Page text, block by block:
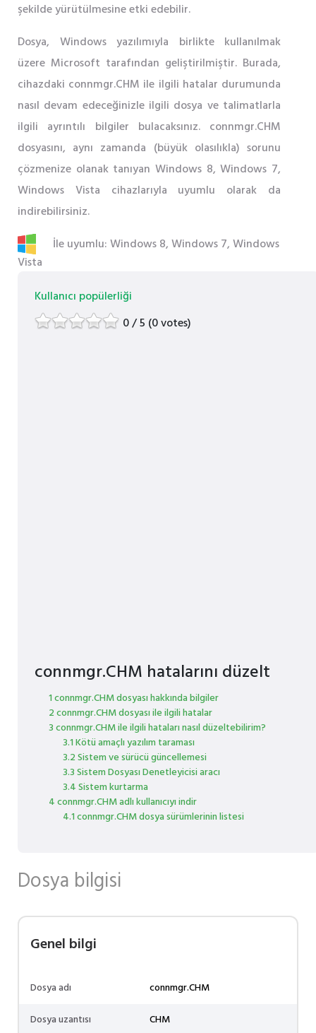
şekilde yürütülmesine etki edebilir.
Dosya, Windows yazılımıyla birlikte kullanılmak
üzere Microsoft tarafından geliştirilmiştir. Burada,
cihazdaki connmgr.CHM ile ilgili hatalar durumunda
nasıl devam edeceğinizle ilgili dosya ve talimatlarla
ilgili ayrıntılı bilgiler bulacaksınız. connmgr.CHM
dosyasını, aynı zamanda (büyük olasılıkla) sorunu
çözmenize olanak tanıyan Windows 8, Windows 7,
Windows Vista cihazlarıyla uyumlu olarak da
indirebilirsiniz.
İle uyumlu: Windows 8, Windows 7, Windows
Vista
Kullanıcı popülerliği
0 / 5 (0 votes)
connmgr.CHM hatalarını düzelt
1 connmgr.CHM dosyası hakkında bilgiler
2 connmgr.CHM dosyası ile ilgili hatalar
3 connmgr.CHM ile ilgili hataları nasıl düzeltebilirim?
3.1 Kötü amaçlı yazılım taraması
3.2 Sistem ve sürücü güncellemesi
3.3 Sistem Dosyası Denetleyicisi aracı
3.4 Sistem kurtarma
4 connmgr.CHM adlı kullanıcıyı indir
4.1 connmgr.CHM dosya sürümlerinin listesi
Dosya bilgisi
Genel bilgi
Dosya adı
connmgr.CHM
Dosya uzantısı
CHM